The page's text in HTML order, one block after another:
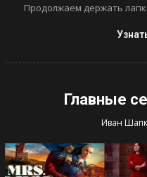
Продолжаем держать
Главные
Иван